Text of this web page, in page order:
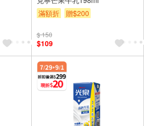
滿額折
贈$200
$ 150
$109